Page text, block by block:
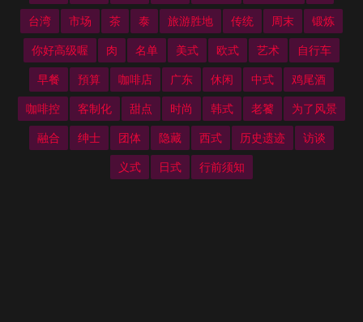
台湾 市场 茶 泰 旅游胜地 传统 周末 锻炼
你好高级喔 肉 名单 美式 欧式 艺术 自行车
早餐 預算 咖啡店 广东 休闲 中式 鸡尾酒
咖啡控 客制化 甜点 时尚 韩式 老饕 为了风景
融合 绅士 团体 隐藏 西式 历史遗迹 访谈
义式 日式 行前须知